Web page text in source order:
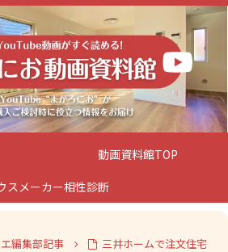
動画資料館TOP
スメーカー相性診断
編集部記事
三井ホームで注文住宅